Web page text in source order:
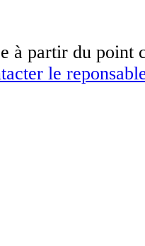
à partir du point
le